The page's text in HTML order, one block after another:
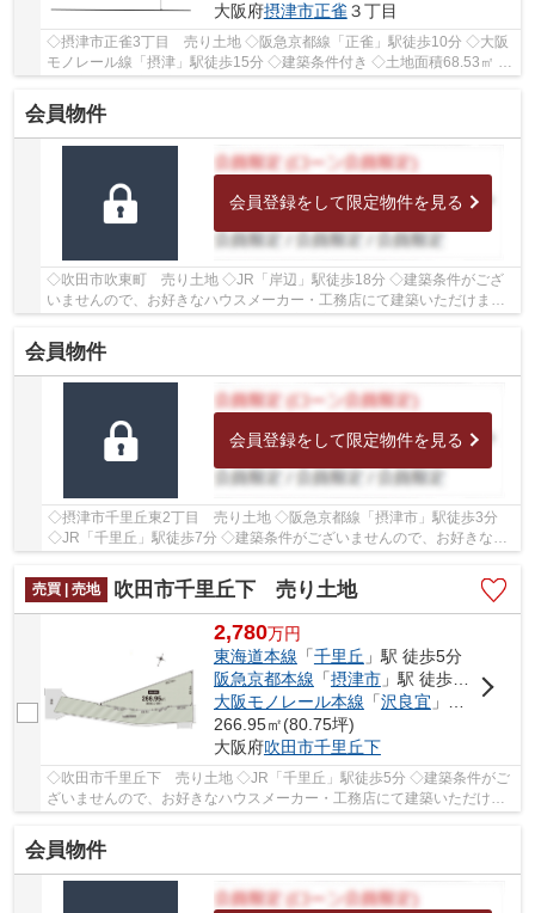
大阪府摂津市正雀 ３丁目
◇摂津市正雀3丁目 売り土地 ◇阪急京都線「正雀」駅徒歩10分 ◇大阪
モノレール線「摂津」駅徒歩15分 ◇建築条件付き ◇土地面積68.53㎡ ◇
会員物件
会員登録をして限定物件を見る
◇吹田市吹東町 売り土地 ◇JR「岸辺」駅徒歩18分 ◇建築条件がござ
いませんので、お好きなハウスメーカー・工務店にて建築いただけます
会員物件
会員登録をして限定物件を見る
◇摂津市千里丘東2丁目 売り土地 ◇阪急京都線「摂津市」駅徒歩3分
◇JR「千里丘」駅徒歩7分 ◇建築条件がございませんので、お好きなハ
ウスメーカー・工務店にて建築いただけます ◇土地...
売買 | 売地
吹田市千里丘下 売り土地
2,780万円
東海道本線 「千里丘 」駅 徒歩5分
阪急京都本線 「摂津市」駅 徒歩19分
大阪モノレール本線 「沢良宜 」駅 徒歩31分
266.95㎡(80.75坪)
大阪府吹田市千里丘下
◇吹田市千里丘下 売り土地 ◇JR「千里丘」駅徒歩5分 ◇建築条件がご
ざいませんので、お好きなハウスメーカー・工務店にて建築いただけま
会員物件